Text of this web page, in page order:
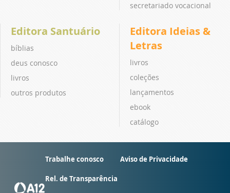
secretariado vocacional
Editora Santuário
bíblias
deus conosco
livros
outros produtos
Editora Ideias &
Letras
livros
coleções
lançamentos
ebook
catálogo
Trabalhe conosco Aviso de Privacidade
Rel. de Transparência